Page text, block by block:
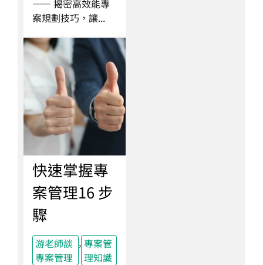
—— 揭密高效能專
案規劃技巧，讓...
快速掌握專
案管理16 步
驟
游老師談
專案管理
, 專案管
理知識